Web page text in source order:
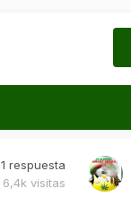
1 respuesta
6,4k visitas